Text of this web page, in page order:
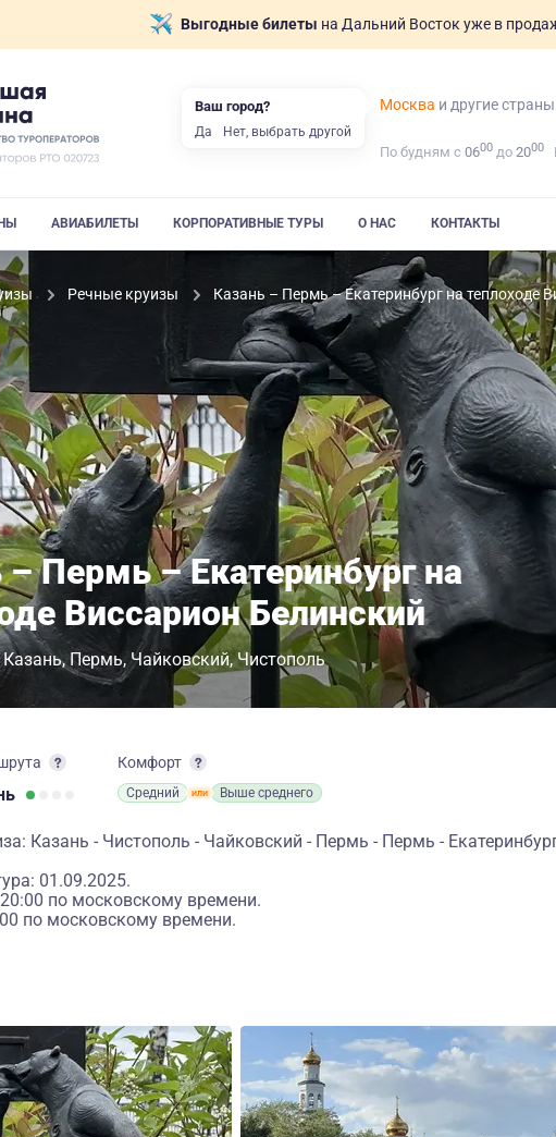
Выгодные билеты на Дальний Восток уже в
Москва и другие страны
По будням с 0600 до 2000
АВИАБИЛЕТЫ КОРПОРАТИВНЫЕ ТУРЫ О НАС КОНТАКТЫ
Речные круизы Казань – Пермь – Екатеринбург на теплоходе
– Пермь – Екатеринбург на
Виссарион Белинский
Казань Пермь Чайковский Чистополь
Комфорт
Средний Выше среднего
Казань - Чистополь - Чайковский - Пермь - Пермь -
01.09.2025.
по московскому времени.
по московскому времени.
Ваш город?
Да Нет, выбрать другой